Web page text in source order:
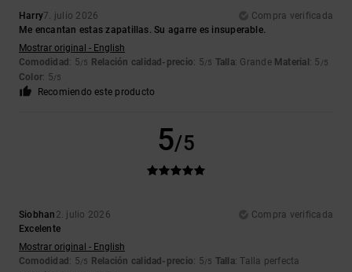
Harry7. julio 2026
Compra verificada
Me encantan estas zapatillas. Su agarre es insuperable.
Mostrar original - English
Comodidad : 5/5 Relación calidad-precio: 5/5 Talla: Grande Material : 5 /5
Color: 5/5
Recomiendo este producto
5/5
Siobhan 2. julio 2026
Compra verificada
Excelente
Mostrar original - English
Comodidad : 5/5 Relación calidad-precio: 5/5 Talla: Talla perfecta